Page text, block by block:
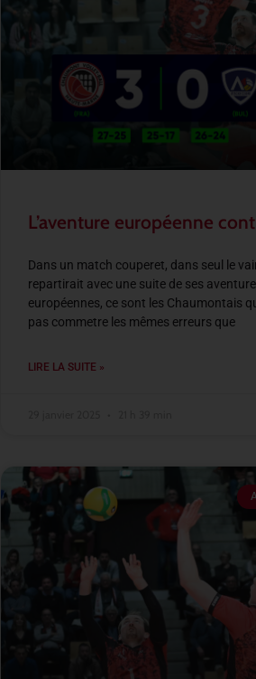
L’aventure européenne
Dans un match couperet, dans seul le
repartirait avec une suite de ses
européennes, ce sont les Chaumontais
pas commetre les mêmes erreurs que
LIRE LA SUITE »